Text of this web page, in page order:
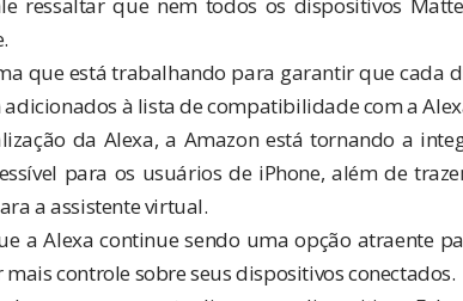
ressaltar que nem todos os dispositivos
que está trabalhando para garantir que cada
adicionados à lista de compatibilidade com a
da Alexa, a Amazon está tornando a
para os usuários de iPhone, além de
a assistente virtual.
a Alexa continue sendo uma opção atraente
controle sobre seus dispositivos conectados.